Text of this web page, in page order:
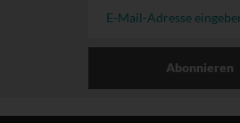
Abonnieren